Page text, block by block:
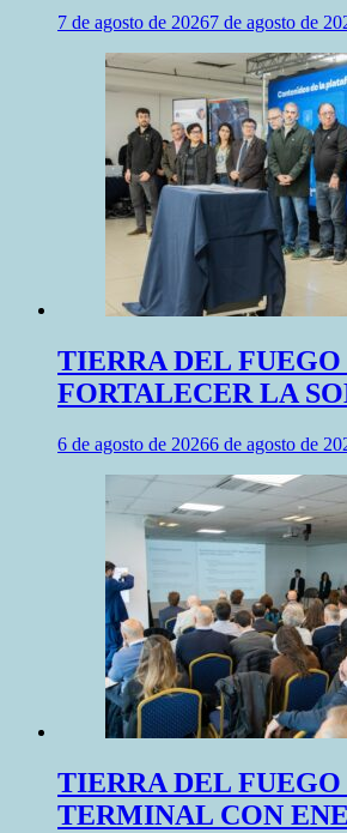
7 de agosto de 20267 de agosto de
TIERRA DEL
FORTALECER LA
6 de agosto de 20266 de agosto de
TIERRA DEL
TERMINAL CON